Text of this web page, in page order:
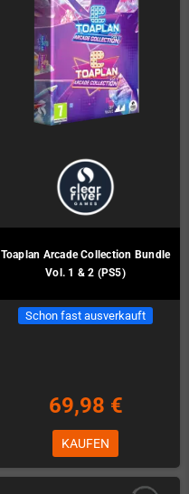
Toaplan Arcade Collection Bundle
Vol. 1 & 2 (PS5)
Schon fast ausverkauft
69,98 €
KAUFEN